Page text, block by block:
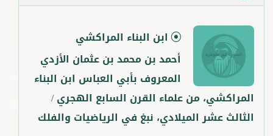
ابن البناء المراكشي
أحمد بن محمد بن عثمان الأزدي
المعروف بأبي العباس ابن البناء
المراكشي، من علماء القرن السابع الهجري /
الثالث عشر الميلادي، نبغ في الرياضيات والفلك